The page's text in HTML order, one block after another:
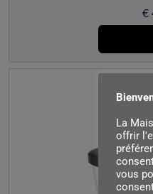
€
La
offrir
vous